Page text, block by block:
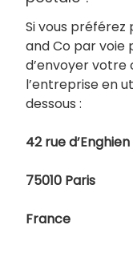
Si vous
and Co par voie
d’envoyer votre
l’entreprise en
dessous :
42 rue d’Enghien
75010 Paris
France